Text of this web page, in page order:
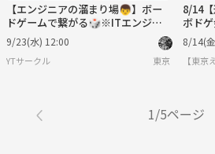
【エンジニアの溜まり場👦】ボー
ドゲームで繋がる🎲※ITエンジニ
アを目指している方も参加OK💻
9/23(水) 12:00
YTサークル 東京
8/14
ボド
夏の
8/14(
【東
1/5ページ